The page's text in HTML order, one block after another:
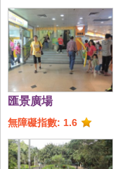
匯景廣場
無障礙指數: 1.6